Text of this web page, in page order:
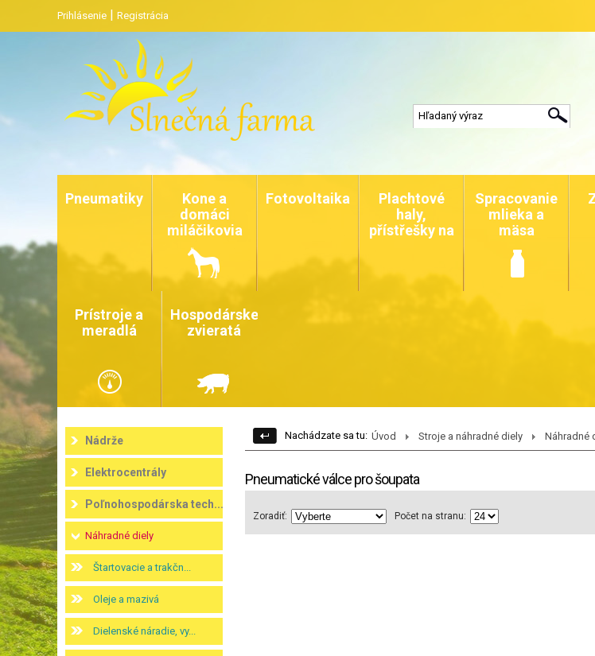
Prihlásenie | Registrácia
Pneumatiky
Kone a
domáci
miláčikovia
Fotovoltaika
Plachtové
haly,
přístřešky na
Spracovanie
mlieka a
mäsa
Prístroje a
meradlá
Hospodárske
zvieratá
Nádrže
Elektrocentrály
Poľnohospodárska tech...
Náhradné diely
Štartovacie a trakčn...
Oleje a mazivá
Dielenské náradie, vy...
Nachádzate sa tu: Úvod Stroje a náhradné diely Náhradné
Pneumatické válce pro šoupata
Zoradiť: Počet na stranu: